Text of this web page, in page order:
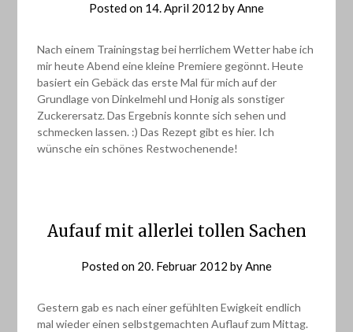
Posted on 14. April 2012 byAnne
Nach einem Trainingstag bei herrlichem Wetter habe ich
mir heute Abend eine kleine Premiere gegönnt. Heute
basiert ein Gebäck das erste Mal für mich auf der
Grundlage von Dinkelmehl und Honig als sonstiger
Zuckerersatz. Das Ergebnis konnte sich sehen und
schmecken lassen. :) Das Rezept gibt es hier. Ich
wünsche ein schönes Restwochenende!
Aufauf mit allerlei tollen Sachen
Posted on 20. Februar 2012 byAnne
Gestern gab es nach einer gefühlten Ewigkeit endlich
mal wieder einen selbstgemachten Auflauf zum Mittag.